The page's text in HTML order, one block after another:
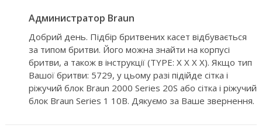
Администратор Braun
Добрий день. Підбір бритвених касет відбувається
за типом бритви. Його можна знайти на корпусі
бритви, а також в інструкції (TYPE: X X X X). Якщо тип
Вашої бритви: 5729, у цьому разі підійде сітка і
ріжучий блок Braun 2000 Series 20S або сітка і ріжучий
блок Braun Series 1 10B. Дякуємо за Ваше звернення.